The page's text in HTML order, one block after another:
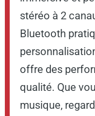
stéréo à 2
Bluetooth
offre des
qualité. Que
musique,